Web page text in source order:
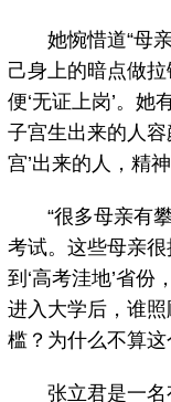
她惋惜道“母亲
己身上的暗点做
便‘无证上岗’。她
子宫生出来的人
宫’出来的人，精
“很多母亲有攀
考试。这些母亲很
到‘高考洼地’省份
进入大学后，谁
槛？为什么不算这
张立君是一名